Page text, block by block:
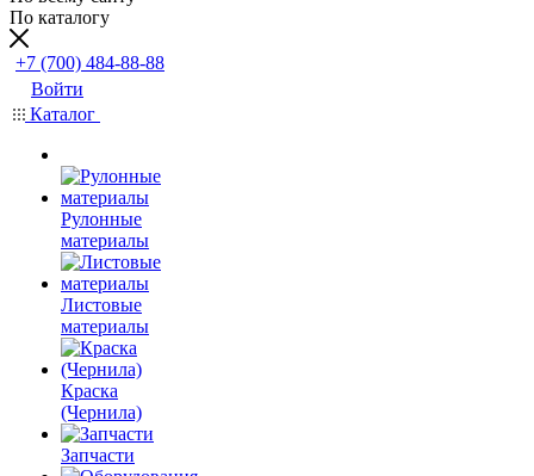
По каталогу
+7 (700) 484-88-88
Войти
Каталог
Рулонные
материалы
Листовые
материалы
Краска
(Чернила)
Запчасти